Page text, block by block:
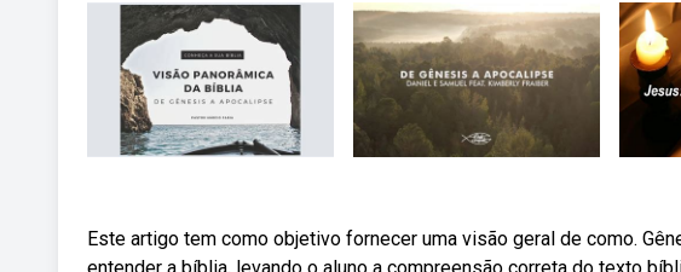
Este artigo tem como objetivo fornecer uma visão geral de como.